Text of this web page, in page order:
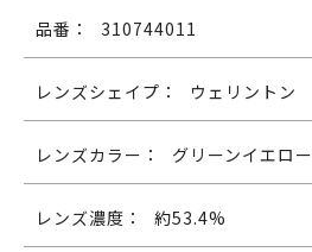
品番： 310744011
レンズシェイプ： ウェリントン
レンズカラー： グリーンイエロー
レンズ濃度： 約53.4%